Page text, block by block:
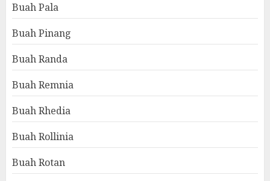
Buah Pala
Buah Pinang
Buah Randa
Buah Remnia
Buah Rhedia
Buah Rollinia
Buah Rotan